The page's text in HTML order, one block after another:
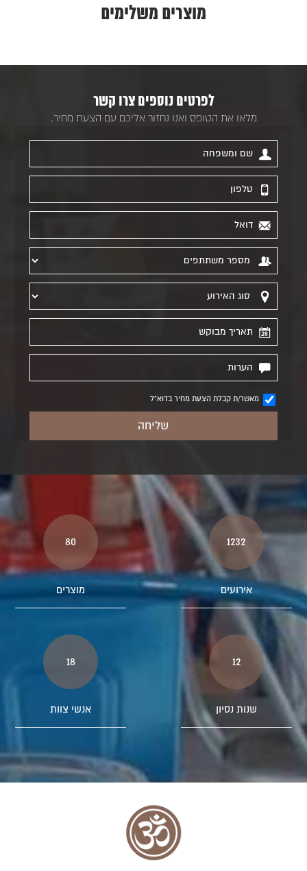
מוצרים משלימים
לפרטים נוספים צרו קשר
מלאו את הטופס ואנו נחזור אליכם עם הצעת מחיר.
מאשר/ת קבלת הצעת מחיר בדוא"ל
1232
אירועים
80
מוצרים
12
שנות נסיון
18
אנשי צוות